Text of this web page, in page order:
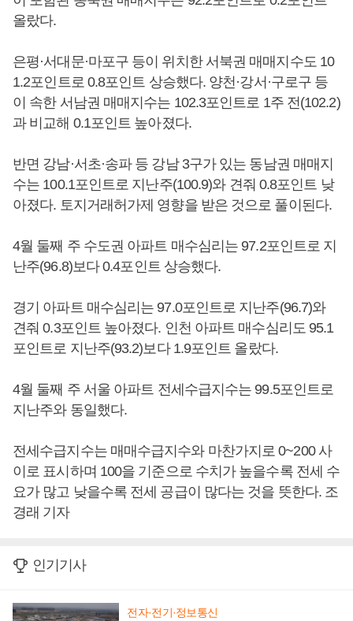
올랐다.
은평·서대문·마포구 등이 위치한 서북권 매매지수도 10
1.2포인트로 0.8포인트 상승했다. 양천·강서·구로구 등
이 속한 서남권 매매지수는 102.3포인트로 1주 전(102.2)
과 비교해 0.1포인트 높아졌다.
반면 강남·서초·송파 등 강남 3구가 있는 동남권 매매지
수는 100.1포인트로 지난주(100.9)와 견줘 0.8포인트 낮
아졌다. 토지거래허가제 영향을 받은 것으로 풀이된다.
4월 둘째 주 수도권 아파트 매수심리는 97.2포인트로 지
난주(96.8)보다 0.4포인트 상승했다.
경기 아파트 매수심리는 97.0포인트로 지난주(96.7)와
견줘 0.3포인트 높아졌다. 인천 아파트 매수심리도 95.1
포인트로 지난주(93.2)보다 1.9포인트 올랐다.
4월 둘째 주 서울 아파트 전세수급지수는 99.5포인트로
지난주와 동일했다.
전세수급지수는 매매수급지수와 마찬가지로 0~200 사
이로 표시하며 100을 기준으로 수치가 높을수록 전세 수
요가 많고 낮을수록 전세 공급이 많다는 것을 뜻한다. 조
경래 기자
인기기사
전자·전기·정보통신